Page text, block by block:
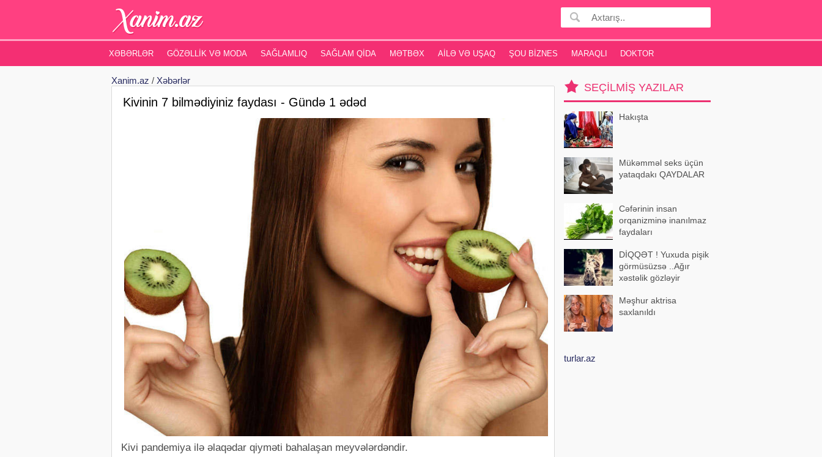
XƏBƏRLƏR GÖZƏLLIK VƏ MODA SAĞLAMLIQ SAĞLAM QIDA MƏTBƏX AILƏ VƏ UŞAQ ŞOU BIZNES MARAQLI DOKTOR
Xanim.az / Xəbərlər
Kivinin 7 bilmədiyiniz faydası - Gündə 1 ədəd
Kivi pandemiya ilə əlaqədar qiyməti bahalaşan meyvələrdəndir.
SEÇILMIŞ YAZILAR
Hakışta
Mükəmməl seks üçün
yataqdakı QAYDALAR
Cəfərinin insan
orqanizminə inanılmaz
faydaları
DİQQƏT ! Yuxuda pişik
görmüsüzsə ..Ağır
xəstəlik gözləyir
Məşhur aktrisa
saxlanıldı
turlar.az